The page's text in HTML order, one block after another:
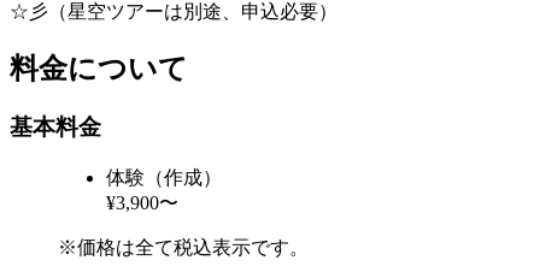
☆彡（星空ツアーは別途、申込必要）
料金について
基本料金
体験（作成）
¥3,900〜
※価格は全て税込表示です。